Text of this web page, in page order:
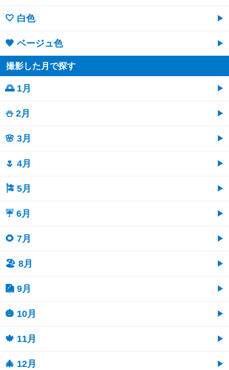
🤍 白色
🤎 ベージュ色
撮影した月で探す
🌅 1月
⛄ 2月
🌸 3月
🌷 4月
🎏 5月
☔ 6月
🌻 7月
🏖 8月
🎑 9月
🎃 10月
🍁 11月
🎄 12月